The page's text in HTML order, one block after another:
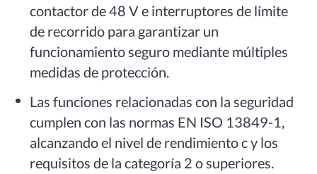
contactor de 48 V e interruptores de límite
de recorrido para garantizar un
funcionamiento seguro mediante múltiples
medidas de protección.
Las funciones relacionadas con la seguridad
cumplen con las normas EN ISO 13849-1,
alcanzando el nivel de rendimiento c y los
requisitos de la categoría 2 o superiores.